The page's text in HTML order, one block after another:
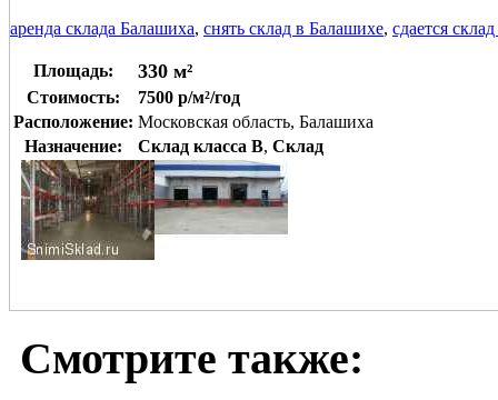
аренда склада Балашиха, снять склад в Балашихе, сдается
Площадь: 330 м²
Стоимость:
7500 р/м²/год
Расположение: Московская область, Балашиха
Назначение:
Склад класса B, Склад
Смотрите также: